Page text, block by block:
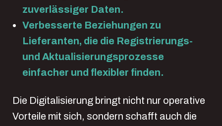
zuverlässiger Daten.
Verbesserte Beziehungen zu
Lieferanten, die die Registrierungs-
und Aktualisierungsprozesse
einfacher und flexibler finden.
Die Digitalisierung bringt nicht nur operative
Vorteile mit sich, sondern schafft auch die